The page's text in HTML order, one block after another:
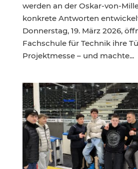
werden an der Oskar-von-
konkrete Antworten
Donnerstag, 19. März 2026,
Fachschule für Technik ihre
Projektmesse – und machte...